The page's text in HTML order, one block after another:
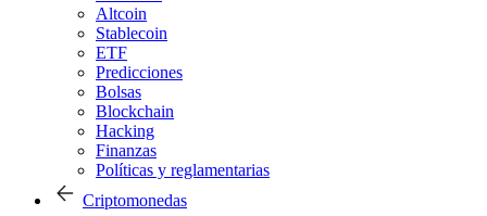
Altcoin
Stablecoin
ETF
Predicciones
Bolsas
Blockchain
Hacking
Finanzas
Políticas y reglamentarias
Criptomonedas